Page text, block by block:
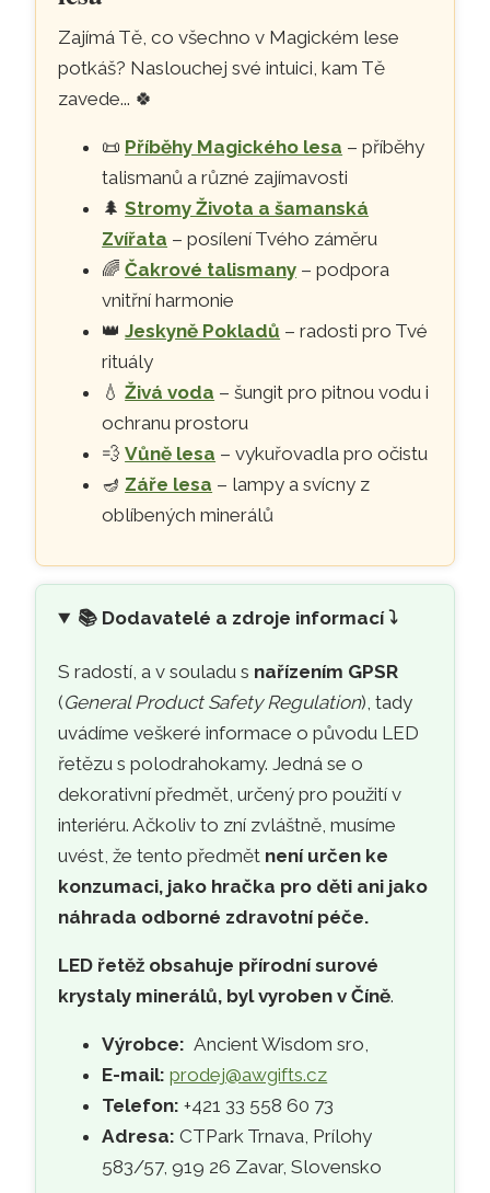
Zajímá Tě, co všechno v Magickém lese
potkáš? Naslouchej své intuici, kam Tě
zavede... 🍀
📜 Příběhy Magického lesa – příběhy
talismanů a různé zajímavosti
🌲Stromy Života a šamanská
Zvířata – posílení Tvého záměru
🌈Čakrové talismany – podpora
vnitřní harmonie
👑Jeskyně Pokladů – radosti pro Tvé
rituály
💧Živá voda – šungit pro pitnou vodu i
ochranu prostoru
💨Vůně lesa – vykuřovadla pro očistu
🪔 Záře lesa – lampy a svícny z
oblíbených minerálů
📚 Dodavatelé a zdroje informací ⤵️
S radostí, a v souladu s nařízením GPSR
(General Product Safety Regulation), tady
uvádíme veškeré informace o původu LED
řetězu s polodrahokamy. Jedná se o
dekorativní předmět, určený pro použití v
interiéru. Ačkoliv to zní zvláštně, musíme
uvést, že tento předmět není určen ke
konzumaci, jako hračka pro děti ani jako
náhrada odborné zdravotní péče.
LED řetěž obsahuje přírodní surové
krystaly minerálů, byl vyroben v Číně.
Výrobce:Ancient Wisdom sro,
E-mail:prodej@awgifts.cz
Telefon:+421 33 558 60 73
Adresa:CTPark Trnava, Prílohy
583/57, 919 26 Zavar, Slovensko